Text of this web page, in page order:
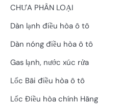
CHƯA PHÂN LOẠI
Dàn lạnh điều hòa ô tô
Dàn nóng điều hòa ô tô
Gas lạnh, nước xúc rửa
Lốc Bãi điều hòa ô tô
Lốc Điều hòa chính Hãng